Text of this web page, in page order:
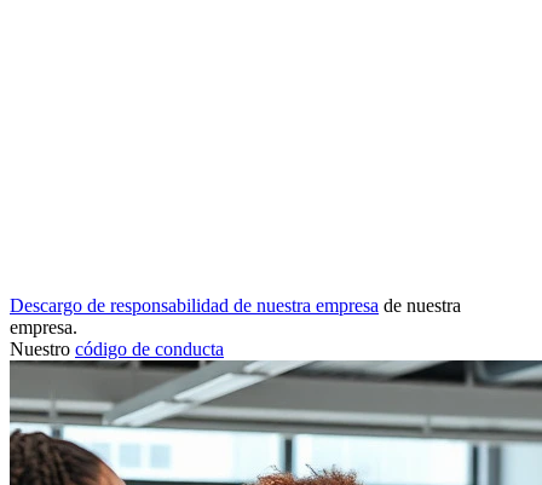
Descargo de responsabilidad de nuestra empresa de nuestra
empresa.
Nuestro código de conducta